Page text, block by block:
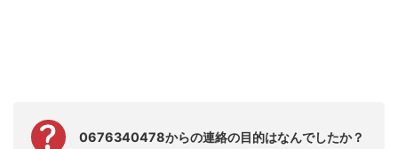
0676340478からの連絡の目的はなんでしたか？